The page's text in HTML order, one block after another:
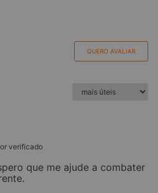
QUERO AVALIAR
verificado
que me ajude a combater